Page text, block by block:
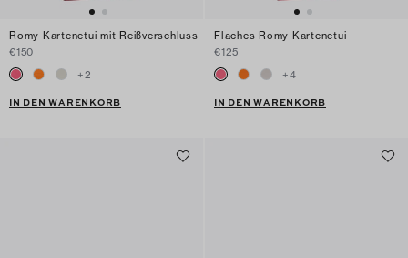
Romy Kartenetui mit Reißverschluss
€150
+2
IN DEN WARENKORB
Flaches Romy Kartenetui
€125
+4
IN DEN WARENKORB